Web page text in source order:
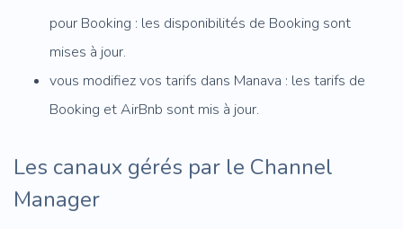
pour Booking : les disponibilités de Booking sont
mises à jour.
vous modifiez vos tarifs dans Manava : les tarifs de
Booking et AirBnb sont mis à jour.
Les canaux gérés par le Channel
Manager